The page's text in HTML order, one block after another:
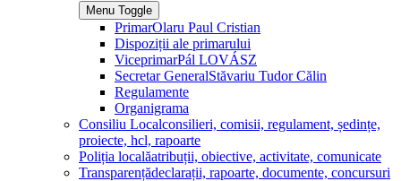
Menu Toggle
PrimarOlaru Paul Cristian
Dispoziții ale primarului
ViceprimarPál LOVÁSZ
Secretar GeneralStăvariu Tudor Călin
Regulamente
Organigrama
Consiliu Localconsilieri, comisii, regulament, ședințe,
proiecte, hcl, rapoarte
Poliția localăatribuții, obiective, activitate, comunicate
Transparențădeclarații, rapoarte, documente, concursuri